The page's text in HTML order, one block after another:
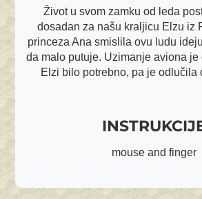
Život u svom zamku od leda
dosadan za našu kraljicu Elzu iz
princeza Ana smislila ovu ludu
da malo putuje. Uzimanje aviona je
Elzi bilo potrebno, pa je odlučila
mouse and finger